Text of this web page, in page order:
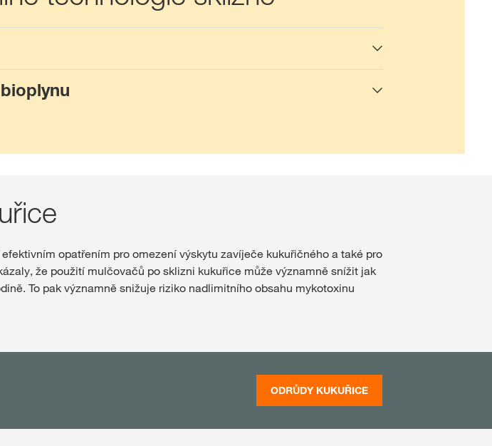
opatřením pro omezení výskytu zavíječe kukuřičného a také pro
že použití mulčovačů po sklizni kukuřice může významně snížit jak
To pak významně snižuje riziko nadlimitního obsahu mykotoxinu
ODRŮDY KUKUŘICE